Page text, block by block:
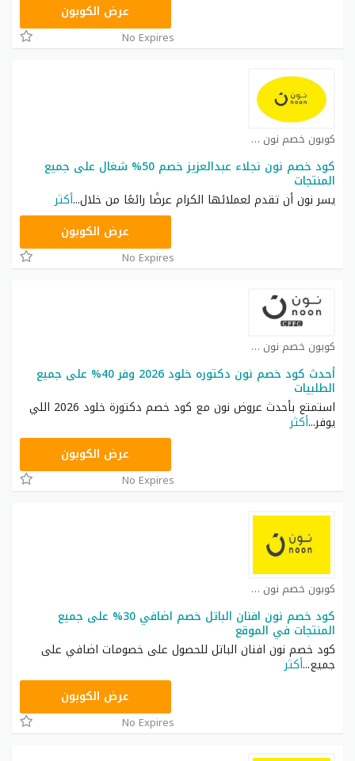
عرض الكوبون
No Expires
كوبون خصم نون كوبون
كود خصم نون نجلاء عبدالعزيز خصم 50% شغال على جميع
المنتجات
يسر نون أن تقدم لعملائها الكرام عرضًا رائعًا من خلال...أكثر
RRF24عرض الكوبون
No Expires
كوبون خصم نون كوبون
أحدث كود خصم نون دكتوره خلود 2026 وفر 40% على جميع
الطلبيات
استمتع بأحدث عروض نون مع كود خصم دكتورة خلود 2026 اللي
يوفر...أكثر
RRF24عرض الكوبون
No Expires
كوبون خصم نون مصر كوبون
كود خصم نون افنان الباتل خصم اضافي 30% على جميع
المنتجات في الموقع
كود خصم نون افنان الباتل للحصول على خصومات اضافي على
جميع...أكثر
RRF24عرض الكوبون
No Expires